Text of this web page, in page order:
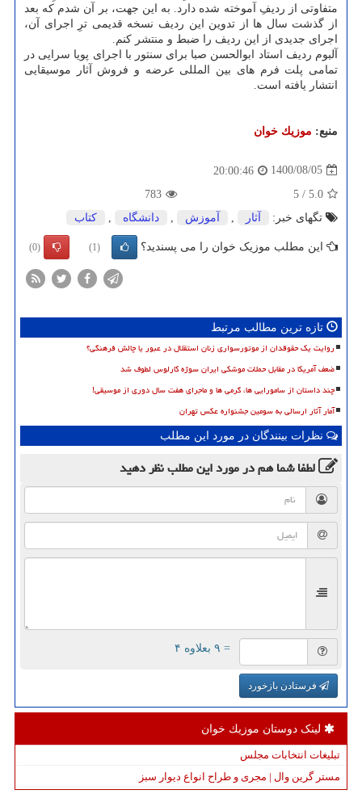
متفاوتی از ردیفِ آموخته شده دارد. به این جهت، بر آن شدم که بعد
از گذشت سال ها از تدوین این ردیف نسخه قدیمی ترِ اجرای آن،
اجرای جدیدی از این ردیف را ضبط و منتشر کنم.
آلبوم ردیف استاد ابوالحسن صبا برای سنتور با اجرای پویا سرایی در
تمامی پلت فرم های بین المللی عرضه و فروش آثار موسیقایی
انتشار یافته است.
منبع: موزیك خوان
1400/08/05
20:00:46
5.0
/
5
783
تگهای خبر:
آثار آموزش دانشگاه كتاب
این مطلب موزیک خوان را می پسندید؟ (1)
(0)
تازه ترین مطالب مرتبط
روایت یک حقوقدان از موتورسواری زنان استقلال در عبور یا چالش فرهنگی؟
ضعف آمریکا در مقابل حملات موشکی ایران سوژه کارلوس لطوف شد
چند داستان از سامورایی ها، گرمی ها و ماجرای هفت سال دوری از موسیقی!
آمار آثار ارسالی به سومین جشنواره عکس تهران
نظرات بینندگان در مورد این مطلب
لطفا شما همدر مورد این مطلبنظر دهید
= ۹ بعلاوه ۴
فرستادن بازخورد
لینک دوستان موزیك خوان
تبلیغات انتخابات مجلس
مستر گرین وال | مجری و طراح انواع دیوار سبز